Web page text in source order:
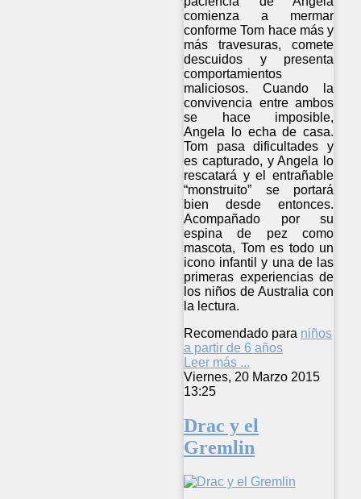
comienza a mermar
conforme Tom hace más y
más travesuras, comete
descuidos y presenta
comportamientos
maliciosos. Cuando la
convivencia entre ambos
se hace imposible,
Angela lo echa de casa.
Tom pasa dificultades y
es capturado, y Angela lo
rescatará y el entrañable
“monstruito” se portará
bien desde entonces.
Acompañado por su
espina de pez como
mascota, Tom es todo un
icono infantil y una de las
primeras experiencias de
los niños de Australia con
la lectura.
Recomendado para niños
a partir de 6 años
Leer más ...
Viernes, 20 Marzo 2015
13:25
Drac y el
Gremlin